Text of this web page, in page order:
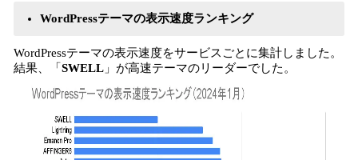
WordPressテーマの表示速度ランキング
WordPressテーマの表示速度をサービスごとに集計しました。
結果、「 SWELL 」が高速テーマのリーダーでした。